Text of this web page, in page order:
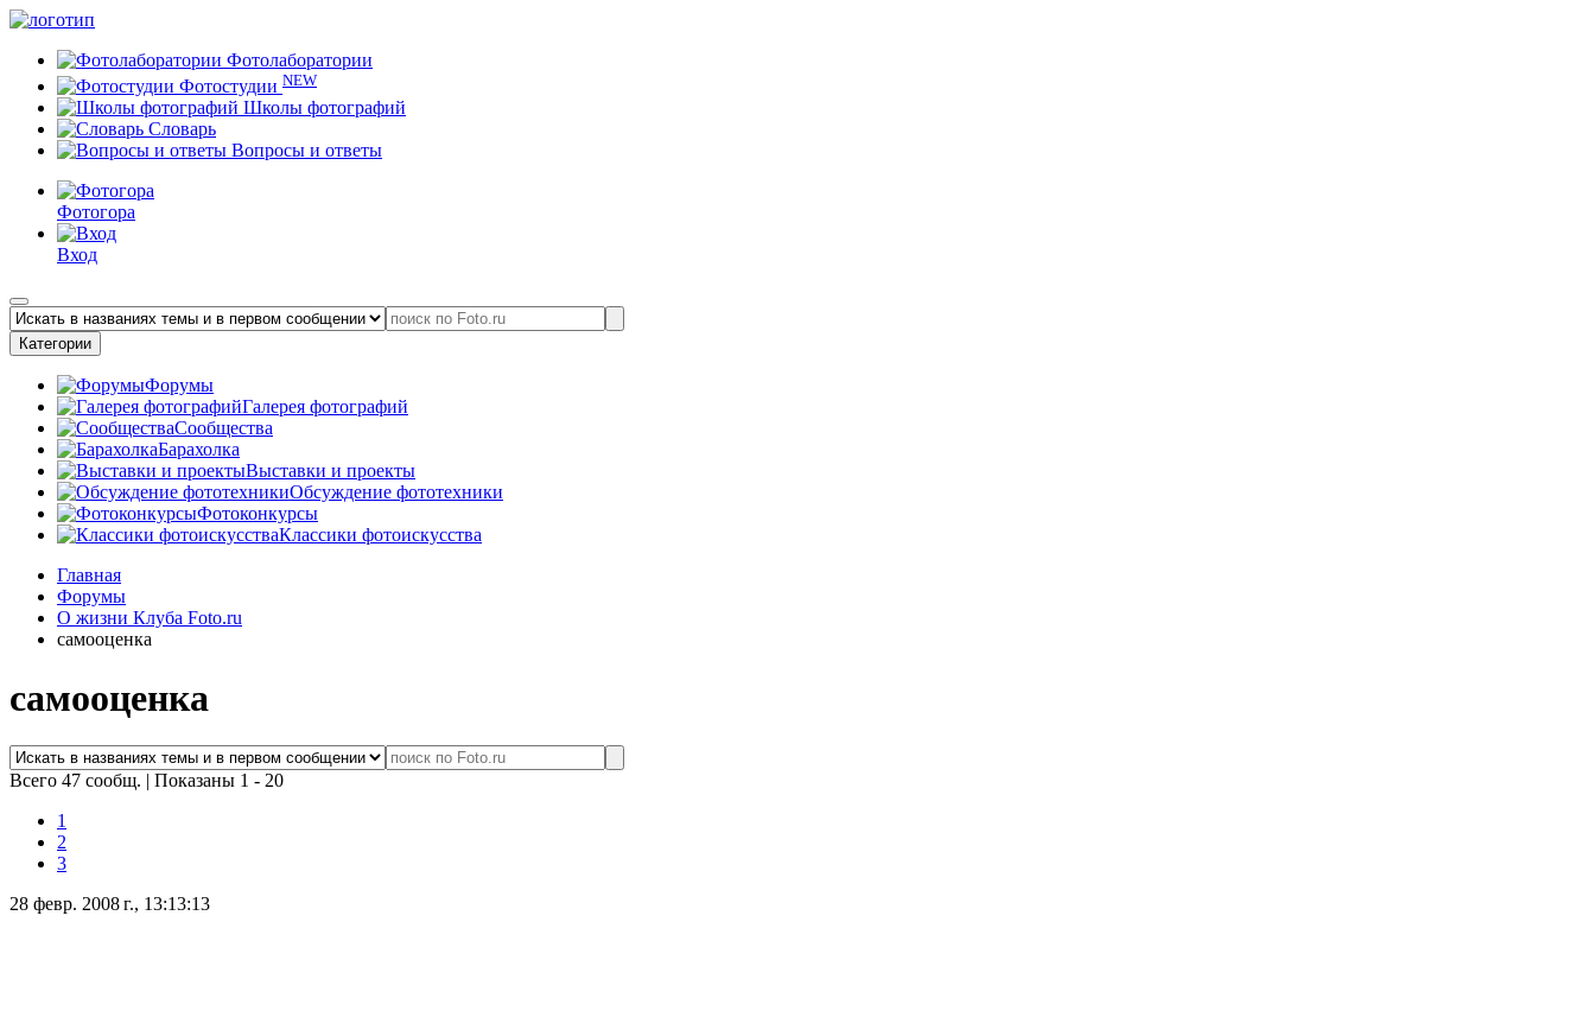
Фотолаборатории
Фотостудии NEW
Школы фотографий
Словарь
Вопросы и ответы
Фотогора
Вход
Категории
Форумы
Галерея фотографий
Сообщества
Барахолка
Выставки и проекты
Обсуждение фототехники
Фотоконкурсы
Классики фотоискусства
Главная
Форумы
О жизни Клуба Foto.ru
самооценка
самооценка
Всего 47 сообщ. | Показаны 1 - 20
1
2
3
28 февр. 2008 г., 13:13:13